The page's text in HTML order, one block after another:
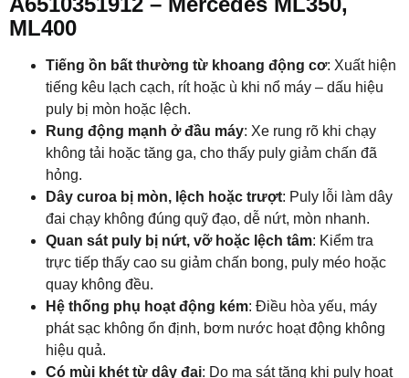
ML400
Tiếng ồn bất thường từ khoang động cơ: Xuất hiện
tiếng kêu lạch cạch, rít hoặc ù khi nổ máy – dấu hiệu
puly bị mòn hoặc lệch.
Rung động mạnh ở đầu máy: Xe rung rõ khi chạy
không tải hoặc tăng ga, cho thấy puly giảm chấn đã
hỏng.
Dây curoa bị mòn, lệch hoặc trượt: Puly lỗi làm dây
đai chạy không đúng quỹ đạo, dễ nứt, mòn nhanh.
Quan sát puly bị nứt, vỡ hoặc lệch tâm: Kiểm tra
trực tiếp thấy cao su giảm chấn bong, puly méo hoặc
quay không đều.
Hệ thống phụ hoạt động kém: Điều hòa yếu, máy
phát sạc không ổn định, bơm nước hoạt động không
hiệu quả.
Có mùi khét từ dây đai: Do ma sát tăng khi puly hoạt